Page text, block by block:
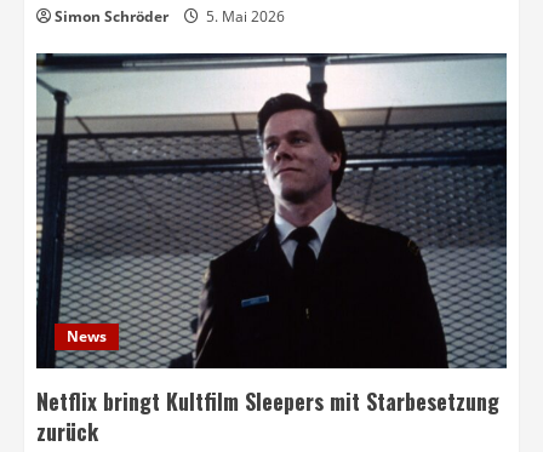
Simon Schröder 5. Mai 2026
News
Netflix bringt Kultfilm Sleepers mit Starbesetzung
zurück